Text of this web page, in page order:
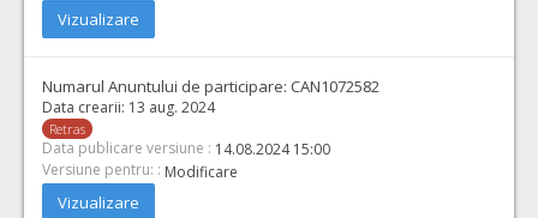
Vizualizare
Numarul Anuntului de participare: CAN1072582
Data crearii: 13 aug. 2024
Retras
Data publicare versiune : 14.08.2024 15:00
Versiune pentru: : Modificare
Vizualizare